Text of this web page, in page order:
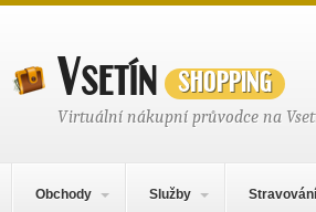
Vsetínshopping
Virtuální nákupní průvodce na
Obchody Služby Stravování